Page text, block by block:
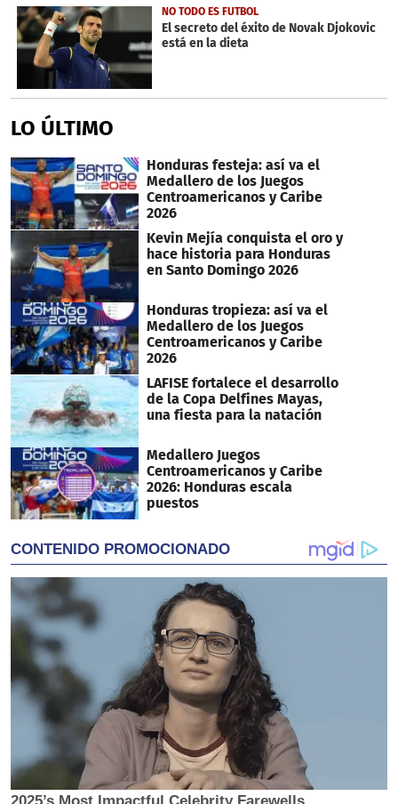
NO TODO ES FUTBOL
El secreto del éxito de Novak Djokovic
está en la dieta
LO ÚLTIMO
Honduras festeja: así va el
Medallero de los Juegos
Centroamericanos y Caribe
2026
Kevin Mejía conquista el oro y
hace historia para Honduras
en Santo Domingo 2026
Honduras tropieza: así va el
Medallero de los Juegos
Centroamericanos y Caribe
2026
LAFISE fortalece el desarrollo
de la Copa Delfines Mayas,
una fiesta para la natación
Medallero Juegos
Centroamericanos y Caribe
2026: Honduras escala
puestos